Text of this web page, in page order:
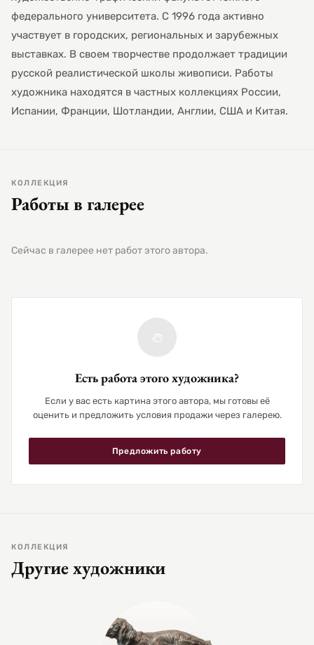
федерального университета. С 1996 года активно
участвует в городских, региональных и зарубежных
выставках. В своем творчестве продолжает традиции
русской реалистической школы живописи. Работы
художника находятся в частных коллекциях России,
Испании, Франции, Шотландии, Англии, США и Китая.
КОЛЛЕКЦИЯ
Работы в галерее
Сейчас в галерее нет работ этого автора.
Есть работа этого художника?
Если у вас есть картина этого автора, мы готовы её
оценить и предложить условия продажи через галерею.
Предложить работу
КОЛЛЕКЦИЯ
Другие художники